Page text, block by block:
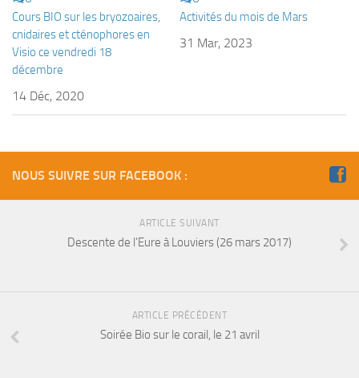
Sorties 2025
sorties 2017
Cours BIO sur les bryozoaires,
cnidaires et cténophores en
Visio ce vendredi 18
décembre
14 Déc, 2020
Activités du mois de Mars
31 Mar, 2023
NOUS SUIVRE SUR FACEBOOK :
ARTICLE SUIVANT
Descente de l’Eure à Louviers (26 mars 2017)
ARTICLE PRÉCÉDENT
Soirée Bio sur le corail, le 21 avril